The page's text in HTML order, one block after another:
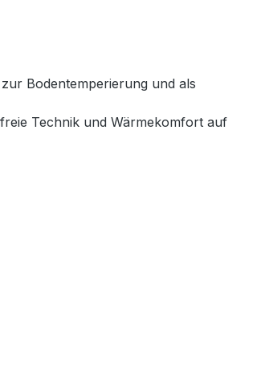
Bodentemperierung und als
Technik und Wärmekomfort auf